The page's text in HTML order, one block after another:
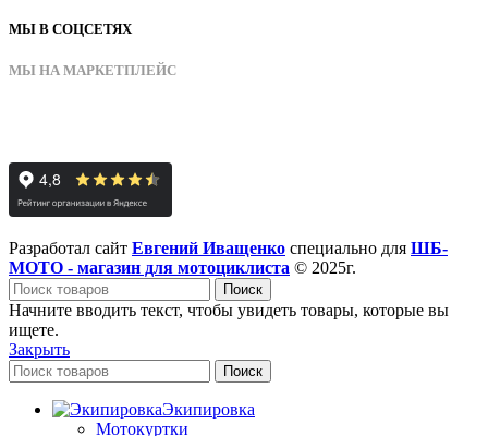
МЫ В СОЦСЕТЯХ
МЫ НА МАРКЕТПЛЕЙС
Разработал сайт Евгений Иващенко специально для ШБ-
МОТО - магазин для мотоциклиста © 2025г.
Поиск
Начните вводить текст, чтобы увидеть товары, которые вы
ищете.
Закрыть
Поиск
Экипировка
Мотокуртки